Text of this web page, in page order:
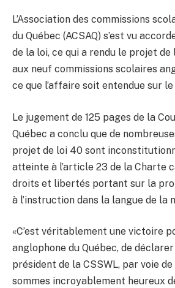
L’Association des commissions
du Québec (ACSAQ) s’est vu
de la loi, ce qui a rendu le projet
aux neuf commissions scolaires
ce que l’affaire soit entendue sur
Le jugement de 125 pages de la
Québec a conclu que de
projet de loi 40 sont
atteinte à l’article 23 de la Charte
droits et libertés portant sur la
à l’instruction dans la langue de la
«C’est véritablement une victoire
anglophone du Québec, de
président de la CSSWL, par voie
sommes incroyablement heureux